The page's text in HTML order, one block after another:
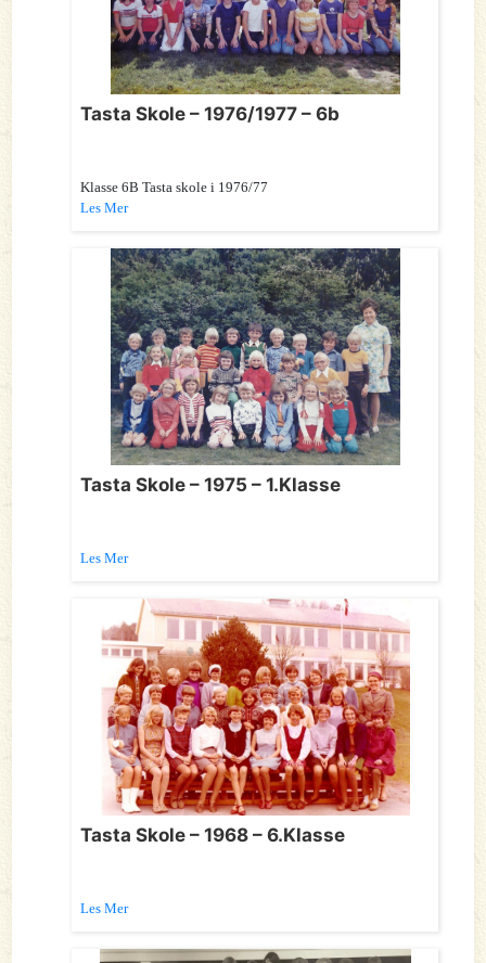
Tasta Skole – 1976/1977 – 6b
Klasse 6B Tasta skole i 1976/77
Les Mer
Tasta Skole – 1975 – 1.Klasse
Les Mer
Tasta Skole – 1968 – 6.Klasse
Les Mer